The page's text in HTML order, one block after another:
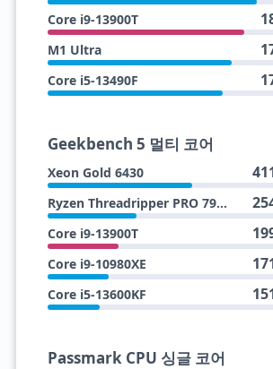
Core i9-13900T
M1 Ultra
Core i5-13490F
Geekbench 5 멀티 코어
Xeon Gold 6430
Ryzen Threadripper PRO 7955WX
Core i9-13900T
Core i9-10980XE
Core i5-13600KF
Passmark CPU 싱글 코어